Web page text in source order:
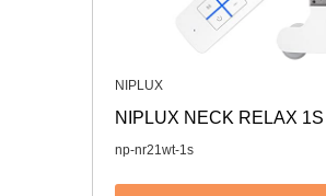
NIPLUX
NIPLUX NECK RELAX 1S
np-nr21wt-1s